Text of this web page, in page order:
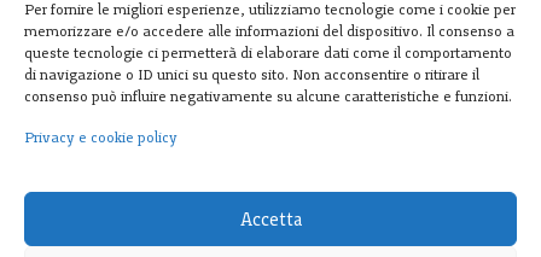
Per fornire le migliori esperienze, utilizziamo tecnologie come i cookie per
memorizzare e/o accedere alle informazioni del dispositivo. Il consenso a
queste tecnologie ci permetterà di elaborare dati come il comportamento
di navigazione o ID unici su questo sito. Non acconsentire o ritirare il
consenso può influire negativamente su alcune caratteristiche e funzioni.
Privacy e cookie policy
Accetta
20122 Milano - Italia
T. +39 02 781933
F. + 39 02 76392030
info@fondazionebassetti.org
p.i. 12520270153